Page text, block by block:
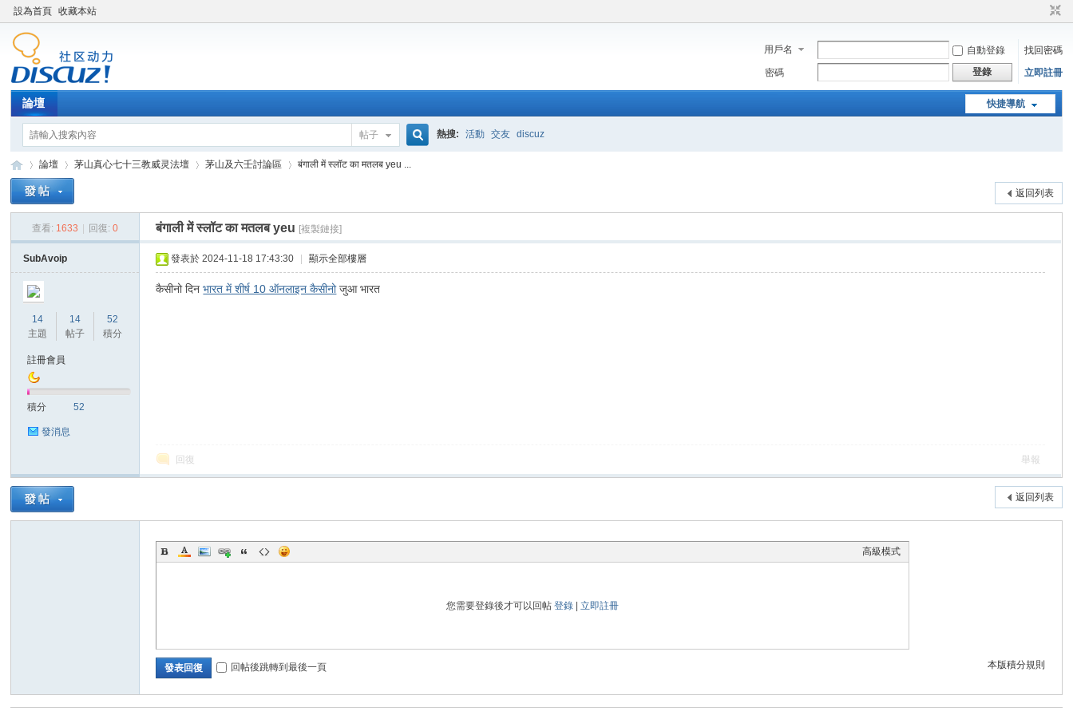
設為首頁 收藏本站
用戶名 自動登錄
找回密碼
密碼
登錄 立即註冊
快捷導航
論壇
帖子 熱搜: 活動 交友 discuz
論壇
›
茅山真心七十三教威灵法壇
›
茅山及六壬討論區
›
बंगाली में स्लॉट का मतलब yeu ...
返回列表
查看: 1633 回復: 0 बंगाली में स्लॉट का मतलब yeu [複製鏈接]
SubAvoip
14
主題
14
帖子
52
積分
註冊會員
積分 52
發消息
發表於 2024-11-18 17:43:30 顯示全部樓層
कैसीनो दिनभारत में शीर्ष 10 ऑनलाइन कैसीनोजुआ भारत
回復 舉報
返回列表
高級模式
您需要登錄後才可以回帖登錄 |立即註冊
本版積分規則
發表回復 回帖後跳轉到最後一頁